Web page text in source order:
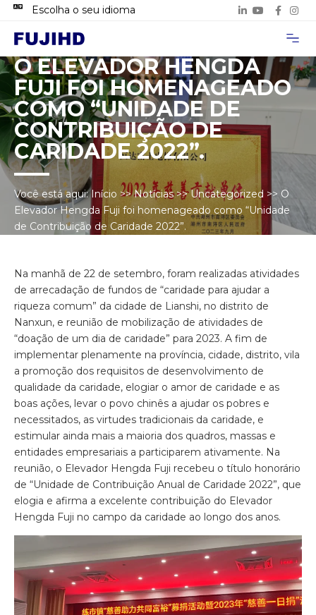
Escolha o seu idioma
O ELEVADOR HENGDA
FUJI FOI HOMENAGEADO
COMO “UNIDADE DE
CONTRIBUIÇÃO DE
CARIDADE 2022”.
Você está aqui:Início >>Notícias>>Uncategorized >> O
Elevador Hengda Fuji foi homenageado como “Unidade
de Contribuição de Caridade 2022”.
Na manhã de 22 de setembro, foram realizadas atividades
de arrecadação de fundos de “caridade para ajudar a
riqueza comum” da cidade de Lianshi, no distrito de
Nanxun, e reunião de mobilização de atividades de
“doação de um dia de caridade” para 2023. A fim de
implementar plenamente na província, cidade, distrito, vila
a promoção dos requisitos de desenvolvimento de
qualidade da caridade, elogiar o amor de caridade e as
boas ações, levar o povo chinês a ajudar os pobres e
necessitados, as virtudes tradicionais da caridade, e
estimular ainda mais a maioria dos quadros, massas e
entidades empresariais a participarem ativamente. Na
reunião, o Elevador Hengda Fuji recebeu o título honorário
de “Unidade de Contribuição Anual de Caridade 2022”, que
elogia e afirma a excelente contribuição do Elevador
Hengda Fuji no campo da caridade ao longo dos anos.